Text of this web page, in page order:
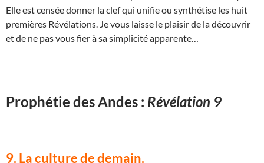
Elle est censée donner la clef qui unifie ou synthétise les huit
premières Révélations. Je vous laisse le plaisir de la découvrir
et de ne pas vous fier à sa simplicité apparente…
Prophétie des Andes : Révélation 9
9. La culture de demain.